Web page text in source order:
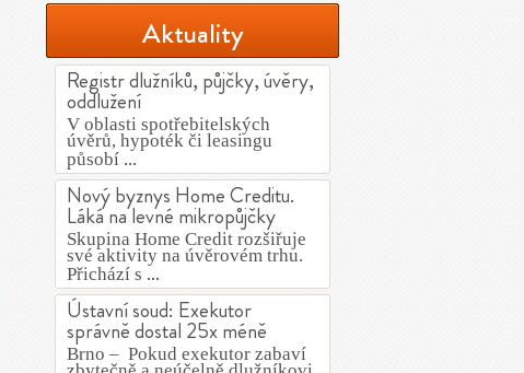
Aktuality
Registr dlužníků, půjčky, úvěry,
oddlužení
V oblasti spotřebitelských
úvěrů, hypoték či leasingu
působí ...
Nový byznys Home Creditu.
Láká na levné mikropůjčky
Skupina Home Credit rozšiřuje
své aktivity na úvěrovém trhu.
Přichází s ...
Ústavní soud: Exekutor
správně dostal 25x méně
Brno – Pokud exekutor zabaví